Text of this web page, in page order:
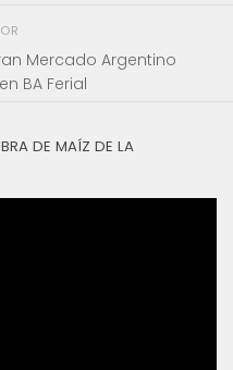
Mercado Argentino
BA Ferial
DE MAÍZ DE LA